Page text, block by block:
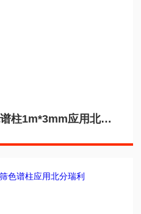
3mm*1mHayesep A色谱柱1m*3mm应用北分瑞利